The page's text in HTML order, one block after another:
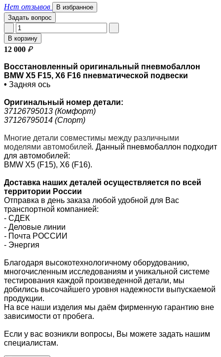
Нет отзывов
В избранное
Задать вопрос
В корзину
12 000 ₽
Восстановленный оригинальный пневмобаллон
BMW X5 F15, X6 F16 пневматической подвески
• Задняя ось
Оригинальный номер детали:
37126795013 (Комфорт)
37126795014 (Спорт)
Многие детали совместимы между различными
моделями автомобилей. Данный пневмобаллон подходит
для автомобилей:
BMW X5 (F15), X6 (F16).
Доставка наших деталей осуществляется по всей
территории России
Отправка в день заказа любой удобной для Вас
транспортной компанией:
- СДЕК
- Деловые линии
- Почта РОССИИ
- Энергия
Благодаря высокотехнологичному оборудованию,
многочисленным исследованиям и уникальной системе
тестирования каждой произведенной детали, мы
добились высочайшего уровня надежности выпускаемой
продукции.
На все наши изделия мы даём фирменную гарантию вне
зависимости от пробега.
Если у вас возникли вопросы, Вы можете задать нашим
специалистам.